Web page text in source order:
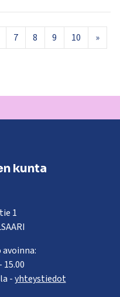
7 8 9 10 »
kunta
1
15.00
-yhteystiedot